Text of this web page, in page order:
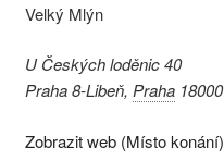
Velký Mlýn
U Českých loděnic 40
Praha 8-Libeň, Praha 18000
Zobrazit web (Místo konání)